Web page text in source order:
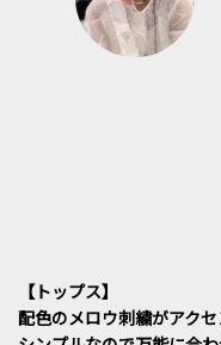
【トップス】
配色のメロウ刺繍がアク